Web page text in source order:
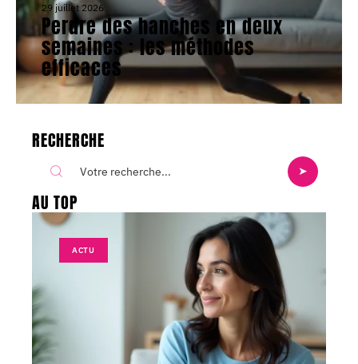
29 juillet 2026
Perdre des hanches en deux
semaines : les méthodes
efficaces
RECHERCHE
AU TOP
ACTU